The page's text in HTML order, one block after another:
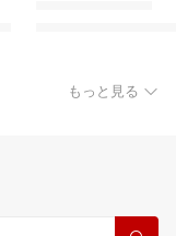
もっと見る